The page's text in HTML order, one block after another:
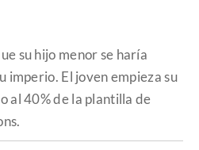
su hijo menor se haría
imperio. El joven empieza su
al 40% de la plantilla de